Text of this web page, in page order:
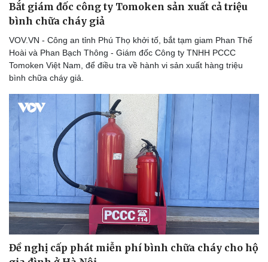
Doanh nghiệp
Thông tin doanh nghiệp
Doanh nghiệp 24h
Vì cộng đồng
Công nghệ
Trải nghiệm
Chuyển đổi số
Bắt giám đốc công ty Tomoken sản xuất cả triệu
bình chữa cháy giả
VOV.VN - Công an tỉnh Phú Thọ khởi tố, bắt tạm giam Phan Thế
Hoài và Phan Bạch Thông - Giám đốc Công ty TNHH PCCC
Tomoken Việt Nam, để điều tra về hành vi sản xuất hàng triệu
bình chữa cháy giả.
Đề nghị cấp phát miễn phí bình chữa cháy cho hộ